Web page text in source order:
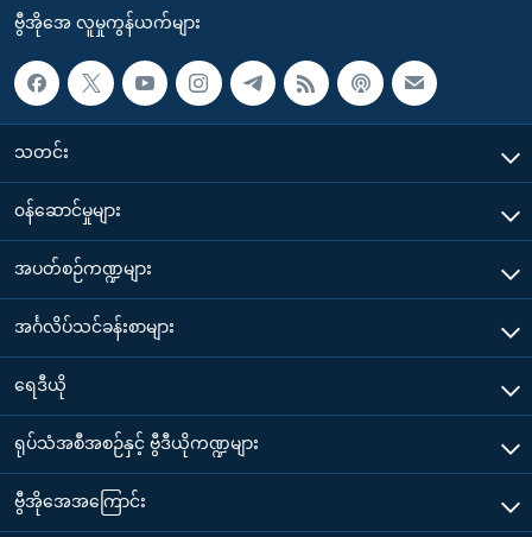
ဗွီအိုအေ လူမှုကွန်ယက်များ
သတင်း
၀န်ဆောင်မှုများ
အပတ်စဉ်ကဏ္ဍများ
အင်္ဂလိပ်သင်ခန်းစာများ
ရေဒီယို
ရုပ်သံအစီအစဉ်နှင့် ဗွီဒီယိုကဏ္ဍများ
ဗွီအိုအေအကြောင်း